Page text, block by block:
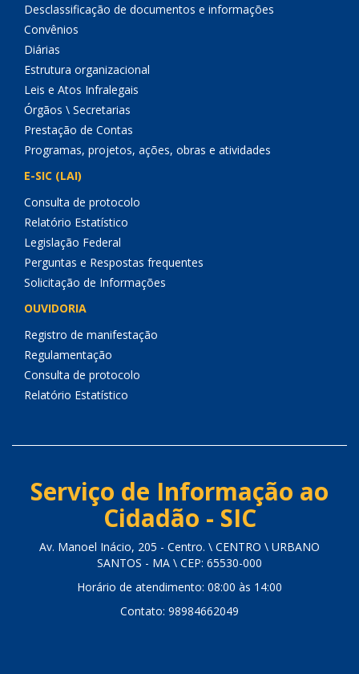
Desclassificação de documentos e informações
Convênios
Diárias
Estrutura organizacional
Leis e Atos Infralegais
Órgãos \ Secretarias
Prestação de Contas
Programas, projetos, ações, obras e atividades
E-SIC (LAI)
Consulta de protocolo
Relatório Estatístico
Legislação Federal
Perguntas e Respostas frequentes
Solicitação de Informações
OUVIDORIA
Registro de manifestação
Regulamentação
Consulta de protocolo
Relatório Estatístico
Serviço de Informação ao
Cidadão - SIC
Av. Manoel Inácio, 205 - Centro. \ CENTRO \ URBANO
SANTOS - MA \ CEP: 65530-000
Horário de atendimento: 08:00 às 14:00
Contato: 98984662049